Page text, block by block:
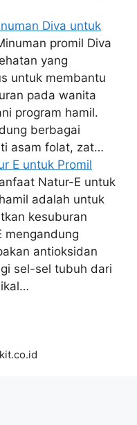
Diva untuk
promil Diva
yang
untuk membantu
pada wanita
program hamil.
berbagai
asam folat, zat…
E untuk Promil
Natur-E untuk
adalah untuk
kesuburan
mengandung
antioksidan
sel-sel tubuh dari